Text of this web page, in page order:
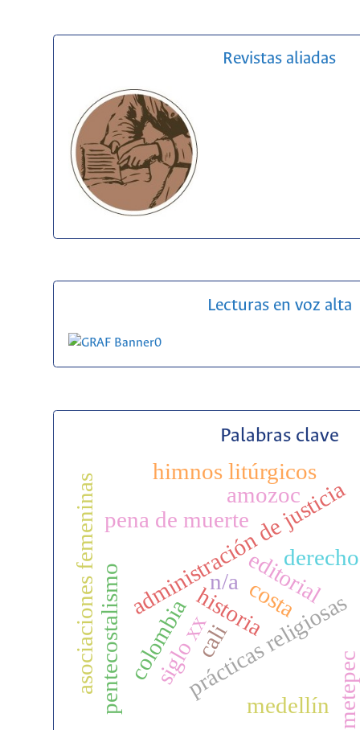
Revistas aliadas
Lecturas en voz alta
Palabras clave
n/a editorial
administración de justicia
derecho
historia
colombia
pentecostalismo prácticas religiosas
pena de muerte
siglo xx
amozoc
asociaciones femeninas metepec
himnos litúrgicos
cali
medellín
costa